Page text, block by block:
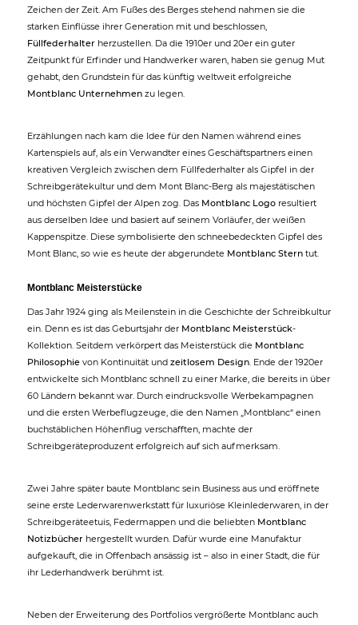
Zeichen der Zeit. Am Fußes des Berges stehend nahmen sie die
starken Einflüsse ihrer Generation mit und beschlossen,
Füllfederhalter herzustellen. Da die 1910er und 20er ein guter
Zeitpunkt für Erfinder und Handwerker waren, haben sie genug Mut
gehabt, den Grundstein für das künftig weltweit erfolgreiche
Montblanc Unternehmen zu legen.
Erzählungen nach kam die Idee für den Namen während eines
Kartenspiels auf, als ein Verwandter eines Geschäftspartners einen
kreativen Vergleich zwischen dem Füllfederhalter als Gipfel in der
Schreibgerätekultur und dem Mont Blanc-Berg als majestätischen
und höchsten Gipfel der Alpen zog. Das Montblanc Logo resultiert
aus derselben Idee und basiert auf seinem Vorläufer, der weißen
Kappenspitze. Diese symbolisierte den schneebedeckten Gipfel des
Mont Blanc, so wie es heute der abgerundete Montblanc Stern tut.
Montblanc Meisterstücke
Das Jahr 1924 ging als Meilenstein in die Geschichte der Schreibkultur
ein. Denn es ist das Geburtsjahr der Montblanc Meisterstück-
Kollektion. Seitdem verkörpert das Meisterstück die Montblanc
Philosophie von Kontinuität und zeitlosem Design. Ende der 1920er
entwickelte sich Montblanc schnell zu einer Marke, die bereits in über
60 Ländern bekannt war. Durch eindrucksvolle Werbekampagnen
und die ersten Werbeflugzeuge, die den Namen „Montblanc“ einen
buchstäblichen Höhenflug verschafften, machte der
Schreibgeräteproduzent erfolgreich auf sich aufmerksam.
Zwei Jahre später baute Montblanc sein Business aus und eröffnete
seine erste Lederwarenwerkstatt für luxuriöse Kleinlederwaren, in der
Schreibgeräteetuis, Federmappen und die beliebten Montblanc
Notizbücher hergestellt wurden. Dafür wurde eine Manufaktur
aufgekauft, die in Offenbach ansässig ist – also in einer Stadt, die für
ihr Lederhandwerk berühmt ist.
Neben der Erweiterung des Portfolios vergrößerte Montblanc auch